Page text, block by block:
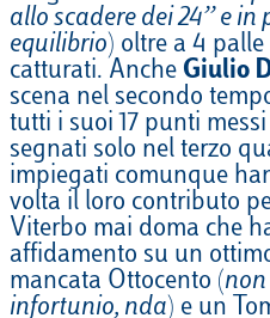
allo scadere dei 24’’ e
equilibrio) oltre a 4
catturati. Anche Giulio
scena nel secondo
tutti i suoi 17 punti
segnati solo nel terzo
impiegati comunque
volta il loro contributo
Viterbo mai doma che
affidamento su un
mancata Ottocento (
infortunio, nda) e un